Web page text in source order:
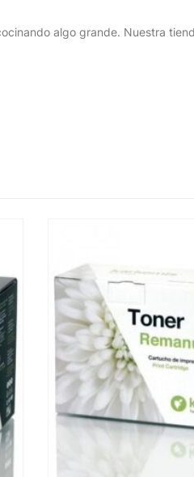
algo grande. Nuestra